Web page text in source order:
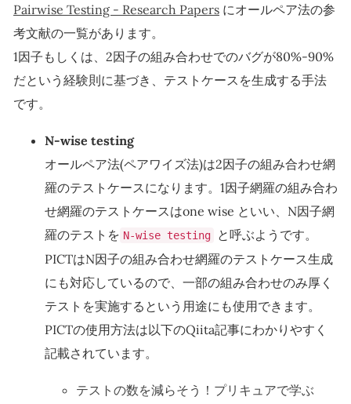
Pairwise Testing - Research Papers にオールペア法の参
考文献の一覧があります。
1因子もしくは、2因子の組み合わせでのバグが80%-90%
だという経験則に基づき、テストケースを生成する手法
です。
N-wise testing
オールペア法(ペアワイズ法)は2因子の組み合わせ網
羅のテストケースになります。1因子網羅の組み合わ
せ網羅のテストケースはone wise といい、N因子網
羅のテストを N-wise testing
と呼ぶようです。
PICTはN因子の組み合わせ網羅のテストケース生成
にも対応しているので、一部の組み合わせのみ厚く
テストを実施するという用途にも使用できます。
PICTの使用方法は以下のQiita記事にわかりやすく
記載されています。
テストの数を減らそう！プリキュアで学ぶ